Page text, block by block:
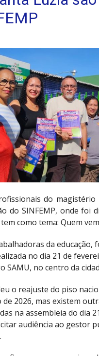
do
do SINFEMP, onde foi
como tema: Quem
da educação,
no dia 21 de
SAMU, no centro da
o reajuste do piso
2026, mas existem
na assembleia do dia
audiência ao gestor